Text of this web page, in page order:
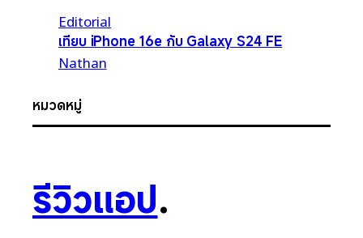
Editorial
เทียบ iPhone 16e กับ Galaxy S24 FE
Nathan
หมวดหมู่
รีวิวแอป.